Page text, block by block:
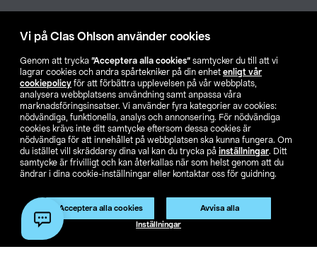
Vi på Clas Ohlson använder cookies
Genom att trycka ”Acceptera alla cookies” samtycker du till att vi
lagrar cookies och andra spårtekniker på din enhet enligt vår
cookiepolicy för att förbättra upplevelsen på vår webbplats,
analysera webbplatsens användning samt anpassa våra
marknadsföringsinsatser. Vi använder fyra kategorier av cookies:
nödvändiga, funktionella, analys och annonsering. För nödvändiga
cookies krävs inte ditt samtycke eftersom dessa cookies är
nödvändiga för att innehållet på webbplatsen ska kunna fungera. Om
du istället vill skräddarsy dina val kan du trycka på inställningar. Ditt
samtycke är frivilligt och kan återkallas när som helst genom att du
ändrar i dina cookie-inställningar eller kontaktar oss för guidning.
Acceptera alla cookies Avvisa alla
Inställningar
Aktuellt
Våra bolag
Hitta butik
SE NO FI
Köpvillkor Privacy statement Klubbvillkor